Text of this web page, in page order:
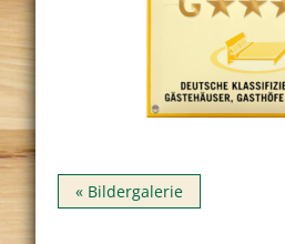
« Bildergalerie